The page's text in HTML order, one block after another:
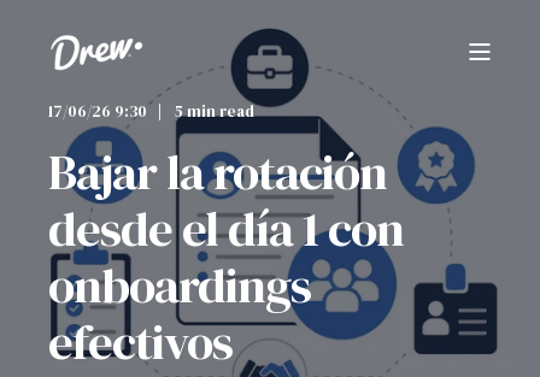
17/06/26 9:30 5 min read
Bajar la rotación
desde el día 1 con
onboardings
efectivos